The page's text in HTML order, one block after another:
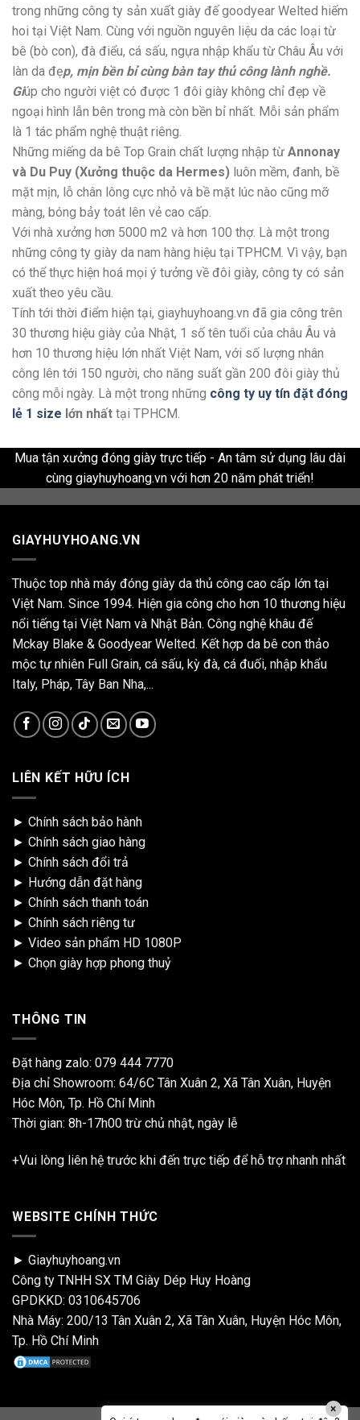
trong những công ty sản xuất giày đế goodyear Welted hiếm
hoi tại Việt Nam. Cùng với nguồn nguyên liệu da các loại từ
bê (bò con), đà điểu, cá sấu, ngựa nhập khẩu từ Châu Âu với
làn da đẹp, mịn bền bỉ cùng bàn tay thủ công lành nghề.
Giúp cho người việt có được 1 đôi giày không chỉ đẹp về
ngoại hình lẫn bên trong mà còn bền bỉ nhất. Mỗi sản phẩm
là 1 tác phẩm nghệ thuật riêng.
Những miếng da bê Top Grain chất lượng nhập từ Annonay
và Du Puy (Xưởng thuộc da Hermes) luôn mềm, đanh, bề
mặt mịn, lỗ chân lông cực nhỏ và bề mặt lúc nào cũng mỡ
màng, bóng bảy toát lên vẻ cao cấp.
Với nhà xưởng hơn 5000 m2 và hơn 100 thợ. Là một trong
những công ty giày da nam hàng hiệu tại TPHCM. Vì vậy, bạn
có thể thực hiện hoá mọi ý tưởng về đôi giày, công ty có sản
xuất theo yêu cầu.
Tính tới thời điểm hiện tại, giayhuyhoang.vn đã gia công trên
30 thương hiệu giày của Nhật, 1 số tên tuổi của châu Âu và
hơn 10 thương hiệu lớn nhất Việt Nam, với số lượng nhân
công lên tới 150 người, cho năng suất gần 200 đôi giày thủ
công mỗi ngày. Là một trong những công ty uy tín đặt đóng
lẻ 1 size lớn nhất tại TPHCM.
Mua tận xưởng đóng giày trực tiếp - An tâm sử dụng lâu dài
cùng giayhuyhoang.vn với hơn 20 năm phát triển!
GIAYHUYHOANG.VN
Thuộc top nhà máy đóng giày da thủ công cao cấp lớn tại
Việt Nam. Since 1994. Hiện gia công cho hơn 10 thương hiệu
nổi tiếng tại Việt Nam và Nhật Bản. Công nghệ khâu đế
Mckay Blake & Goodyear Welted. Kết hợp da bê con thảo
mộc tự nhiên Full Grain, cá sấu, kỳ đà, cá đuối, nhập khẩu
Italy, Pháp, Tây Ban Nha,...
LIÊN KẾT HỮU ÍCH
► Chính sách bảo hành
► Chính sách giao hàng
► Chính sách đổi trả
► Hướng dẫn đặt hàng
► Chính sách thanh toán
► Chính sách riêng tư
► Video sản phẩm HD 1080P
► Chọn giày hợp phong thuỷ
THÔNG TIN
Đặt hàng zalo: 079 444 7770
Địa chỉ Showroom: 64/6C Tân Xuân 2, Xã Tân Xuân, Huyện
Hóc Môn, Tp. Hồ Chí Minh
Thời gian: 8h-17h00 trừ chủ nhật, ngày lễ
+Vui lòng liên hệ trước khi đến trực tiếp để hỗ trợ nhanh nhất
WEBSITE CHÍNH THỨC
► Giayhuyhoang.vn
Công ty TNHH SX TM Giày Dép Huy Hoàng
GPDKKD: 0310645706
Nhà Máy: 200/13 Tân Xuân 2, Xã Tân Xuân, Huyện Hóc Môn,
Tp. Hồ Chí Minh
×